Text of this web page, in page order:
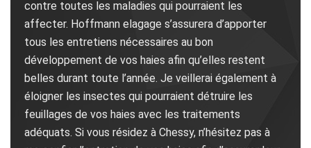
contre toutes les maladies qui pourraient les
affecter. Hoffmann elagage s’assurera d’apporter
tous les entretiens nécessaires au bon
développement de vos haies afin qu’elles restent
belles durant toute l’année. Je veillerai également à
éloigner les insectes qui pourraient détruire les
feuillages de vos haies avec les traitements
adéquats. Si vous résidez à Chessy, n’hésitez pas à